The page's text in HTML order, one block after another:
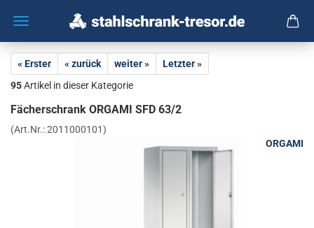
« Erster « zurück weiter »
Letzter »
95Artikel in dieser Kategorie
Fä­cher­schrank OR­GA­MI SFD 63/2
(Art.Nr.:2011000101)
ORGAMI